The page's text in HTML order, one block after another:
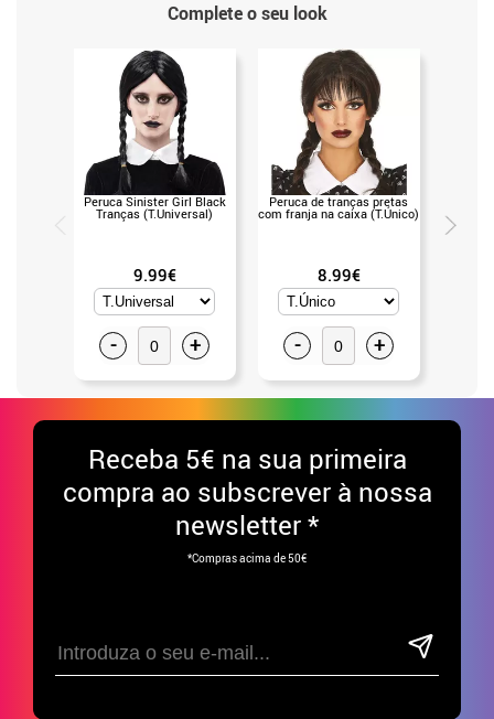
Complete o seu look
Peruca Sinister Girl Black
Tranças (T.Universal)
9.99€
- +
Peruca de tranças pretas
com franja na caixa (T.Único)
8.99€
- +
Receba 5€ na sua primeira
compra ao subscrever à nossa
newsletter *
*Compras acima de 50€